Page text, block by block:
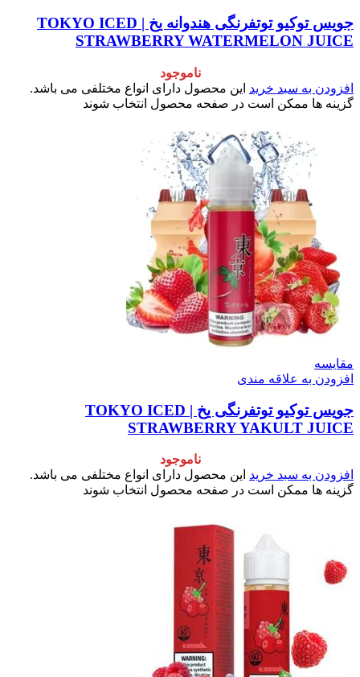
جویس توکیو توتفرنگی هندوانه یخ | TOKYO ICED
STRAWBERRY WATERMELON JUICE
ناموجود
افزودن به سبد خرید این محصول دارای انواع مختلفی می باشد.
گزینه ها ممکن است در صفحه محصول انتخاب شوند
مقایسه
افزودن به علاقه مندی
جویس توکیو توتفرنگی یخ | TOKYO ICED
STRAWBERRY YAKULT JUICE
ناموجود
افزودن به سبد خرید این محصول دارای انواع مختلفی می باشد.
گزینه ها ممکن است در صفحه محصول انتخاب شوند